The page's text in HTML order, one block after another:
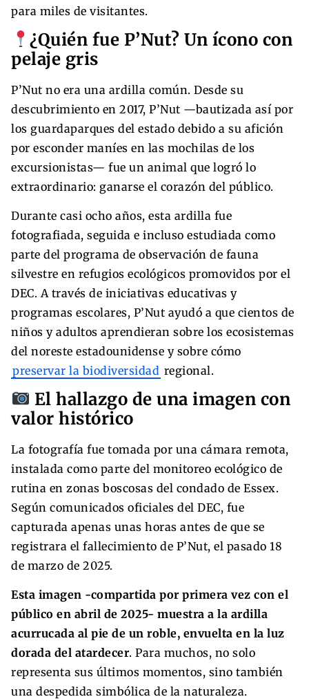
para miles de visitantes.
¿Quién fue P’Nut? Un ícono con
pelaje gris
P’Nut no era una ardilla común. Desde su
descubrimiento en 2017, P’Nut —bautizada así por
los guardaparques del estado debido a su afición
por esconder maníes en las mochilas de los
excursionistas— fue un animal que logró lo
extraordinario: ganarse el corazón del público.
Durante casi ocho años, esta ardilla fue
fotografiada, seguida e incluso estudiada como
parte del programa de observación de fauna
silvestre en refugios ecológicos promovidos por el
DEC. A través de iniciativas educativas y
programas escolares, P’Nut ayudó a que cientos de
niños y adultos aprendieran sobre los ecosistemas
del noreste estadounidense y sobre cómo
preservar la biodiversidad regional.
El hallazgo de una imagen con
valor histórico
La fotografía fue tomada por una cámara remota,
instalada como parte del monitoreo ecológico de
rutina en zonas boscosas del condado de Essex.
Según comunicados oficiales del DEC, fue
capturada apenas unas horas antes de que se
registrara el fallecimiento de P’Nut, el pasado 18
de marzo de 2025.
Esta imagen -compartida por primera vez con el
público en abril de 2025- muestra a la ardilla
acurrucada al pie de un roble, envuelta en la luz
dorada del atardecer. Para muchos, no solo
representa sus últimos momentos, sino también
una despedida simbólica de la naturaleza.